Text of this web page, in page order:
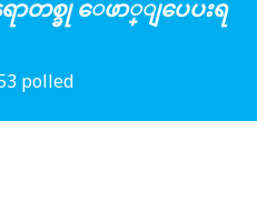
တစ္ခု ေဖာ္ျပေပးရ
polled